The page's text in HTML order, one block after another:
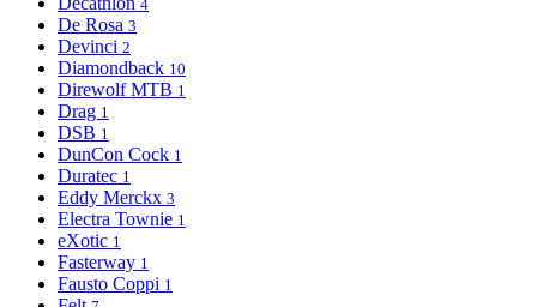
4
De Rosa 3
Devinci 2
Diamondback 10
Direwolf MTB 1
Drag 1
DSB 1
DunCon Cock 1
Duratec 1
Eddy Merckx 3
Electra Townie 1
eXotic 1
Fasterway 1
Fausto Coppi 1